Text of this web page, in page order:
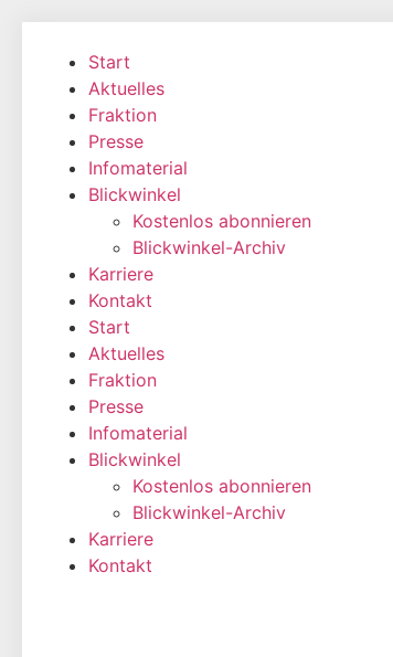
wechseln
Start
Aktuelles
Fraktion
Presse
Infomaterial
Blickwinkel
Kostenlos abonnieren
Blickwinkel-Archiv
Karriere
Kontakt
Start
Aktuelles
Fraktion
Presse
Infomaterial
Blickwinkel
Kostenlos abonnieren
Blickwinkel-Archiv
Karriere
Kontakt